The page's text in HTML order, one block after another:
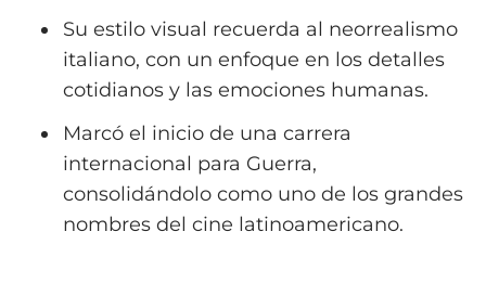
Su estilo visual recuerda al neorrealismo
italiano, con un enfoque en los detalles
cotidianos y las emociones humanas.
Marcó el inicio de una carrera
internacional para Guerra,
consolidándolo como uno de los grandes
nombres del cine latinoamericano.